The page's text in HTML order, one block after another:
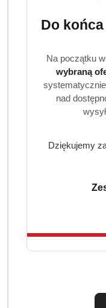
perfekcyjnie
Davidoff to marka
jakość. Linia
współczesnych
intensywność i
statusie:
Do
Na początku
wybraną
nad
Dziękujemy